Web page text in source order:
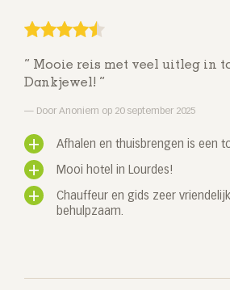
Mooie reis met veel uitleg in
Dankjewel!
Door Anoniem op 20 september 2025
Afhalen en thuisbrengen is een
Mooi hotel in Lourdes!
Chauffeur en gids zeer
behulpzaam.